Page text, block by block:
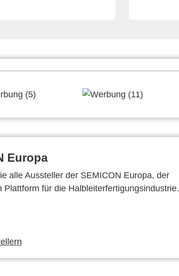
Europa
alle Aussteller der SEMICON Europa, der
Plattform für die Halbleiterfertigungsindustrie.